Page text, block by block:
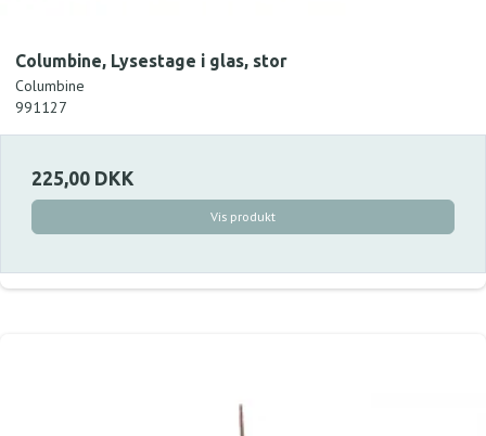
Columbine, Lysestage i glas, stor
Columbine
991127
225,00 DKK
Vis produkt